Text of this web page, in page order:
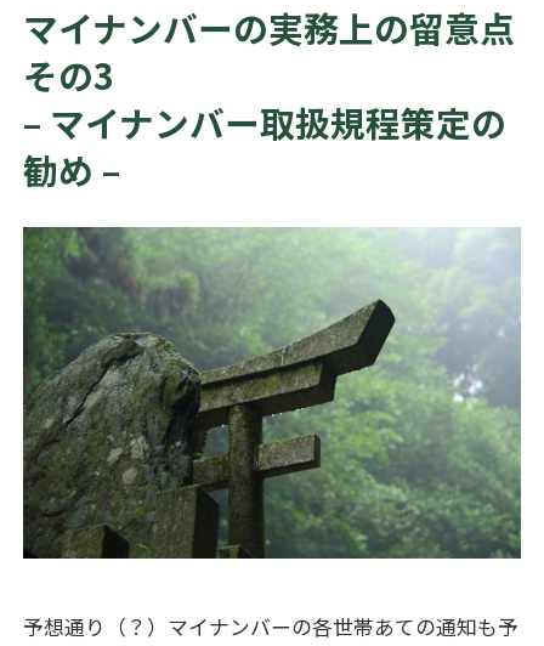
マイナンバーの実務上の留意点
その3
– マイナンバー取扱規程策定の
勧め –
予想通り（？）マイナンバーの各世帯あての通知も予